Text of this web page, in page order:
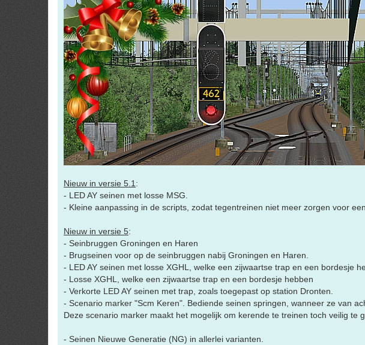
Nieuw in versie 5.1 :
- LED AY seinen met losse MSG.
- Kleine aanpassing in de scripts, zodat tegentreinen niet meer zorgen voor
Nieuw in versie 5:
- Seinbruggen Groningen en Haren
- Brugseinen voor op de seinbruggen nabij Groningen en Haren.
- LED AY seinen met losse XGHL, welke een zijwaartse trap en een bordesje
- Losse XGHL, welke een zijwaartse trap en een bordesje hebben
- Verkorte LED AY seinen met trap, zoals toegepast op station Dronten.
- Scenario marker "Scm Keren". Bediende seinen springen, wanneer ze van
Deze scenario marker maakt het mogelijk om kerende te treinen toch veilig te
- Seinen Nieuwe Generatie (NG) in allerlei varianten.